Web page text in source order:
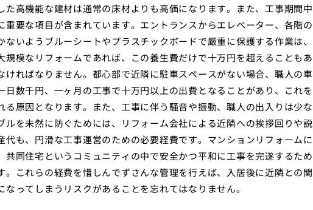
高機能な建材は通常の床材よりも高価になります。また、工事期間中
要な項目が含まれています。エントランスからエレベーター、各階の
いようブルーシートやプラスチックボードで厳重に保護する作業は、
模なリフォームであれば、この養生費だけで十万円を超えることもあ
ればなりません。都心部で近隣に駐車スペースがない場合、職人の車
数千円、一ヶ月の工事で十万円以上の出費となることがあり、これを
原因となります。また、工事に伴う騒音や振動、職人の出入りは少な
を未然に防ぐためには、リフォーム会社による近隣への挨拶回りや説
も、円滑な工事運営のための必要経費です。マンションリフォームに
同住宅というコミュニティの中で安全かつ平和に工事を完遂するため
これらの経費を惜しんでずさんな管理を行えば、入居後に近隣との関
ってしまうリスクがあることを忘れてはなりません。